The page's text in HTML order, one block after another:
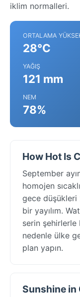
iklim normalleri.
ORTALAMA
28°C
YAĞIŞ
121 mm
NEM
78%
How Hot Is
September
homojen
gece düşükleri
bir yayılım.
serin
nedenle ülke
plan yapın.
Sunshine in